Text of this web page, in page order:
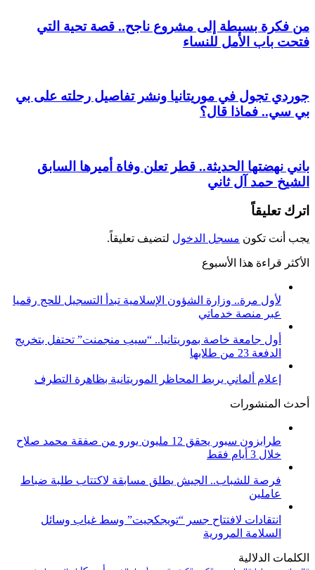
من فكرة بسيطة إلى مشروع ناجح.. قصة تحية التي
فتحت باب الأمل للنساء
جوردي تجول في موريتانيا ونشر تفاصيل رحلته على بي
بي سي.. فماذا قال؟
باني نهضتها الحديثة.. قطر تعلن وفاة أميرها السابق
الشيخ حمد آل ثاني
اترك تعليقاً
يجب أنت تكون مسجل الدخول لتضيف تعليقاً.
الأكثر قراءة هذا الأسبوع
لأول مرة.. وزارة الشؤون الإسلامية تبدأ التسجيل للحج رقميا
عبر منصة خدماتي
أول جامعة خاصة بموريتانيا.. “سيب منجمنت” تحتفل بتخريج
الدفعة 23 من طلابها
إعلام ألماني يربط المحاظر الموريتانية بظاهرة التطرف
أحدث المنشورات
طرابزون سبور يحقق 12 مليون يورو من صفقة محمد صلاح
خلال 3 أيام فقط
فرصة للشباب.. الجيش يطلق مسابقة لاكتتاب طلبة ضباط
عاملين
انتقادات لافتتاح جسر “تويجكجيت” وسط غياب وسائل
السلامة المرورية
الكلمات الدلالية